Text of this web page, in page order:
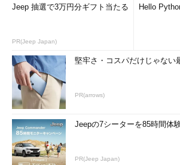
Jeep 抽選で3万円分ギフト当たる
PR(Jeep Japan)
Hello
堅牢さ・コスパだけじゃない
PR(arrows)
Jeepの7シーターを85時間体
PR(Jeep Japan)